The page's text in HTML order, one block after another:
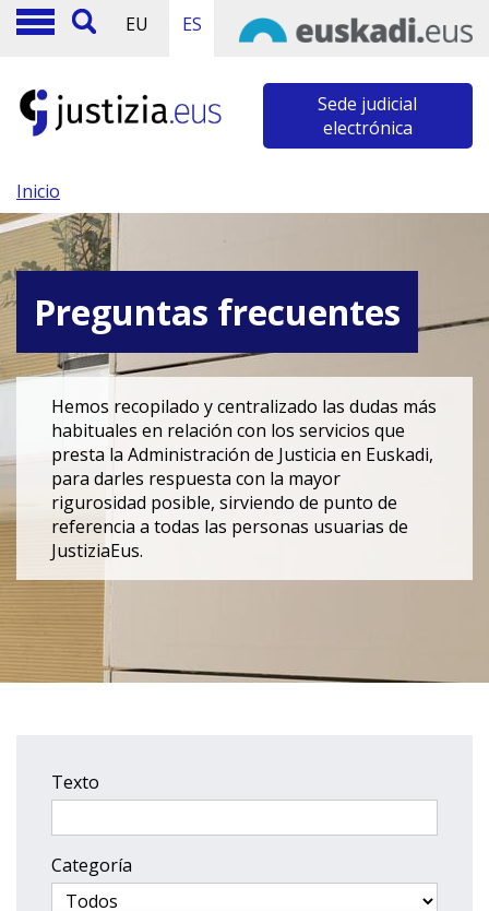
EU ES
Sede judicial
electrónica
Inicio
Preguntas frecuentes
Hemos recopilado y centralizado las dudas más
habituales en relación con los servicios que
presta la Administración de Justicia en Euskadi,
para darles respuesta con la mayor
rigurosidad posible, sirviendo de punto de
referencia a todas las personas usuarias de
JustiziaEus.
Texto
Categoría